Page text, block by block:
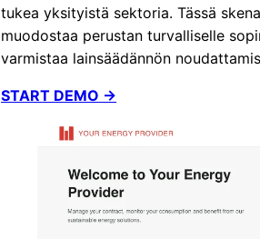
tukea yksityistä sektoria. Tässä
muodostaa perustan turvalliselle
varmistaa lainsäädännön
START DEMO →